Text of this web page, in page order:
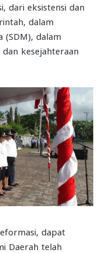
dari eksistensi dan
dalam
(SDM), dalam
kesejahteraan
dapat
Daerah telah